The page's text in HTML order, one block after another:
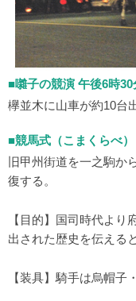
■囃子の競演 午後6時30
欅並木に山車が約10台
■競馬式（こまくらべ
旧甲州街道を一之駒か
復する。
【目的】国司時代より
出された歴史を伝える
【装具】騎手は烏帽子